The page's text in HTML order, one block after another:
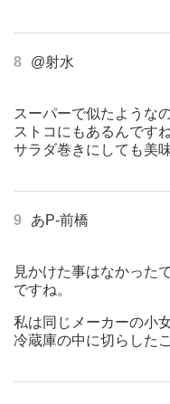
8 @射水
スーパーで似たような
ストコにもあるんですね
サラダ巻きにしても美
9 あP-前橋
見かけた事はなかった
ですね。
私は同じメーカーの小
冷蔵庫の中に切らした